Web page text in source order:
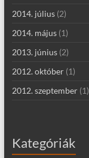
2014. július(2)
2014. május(1)
2013. június(2)
2012. október(1)
2012. szeptember(1)
Kategóriák